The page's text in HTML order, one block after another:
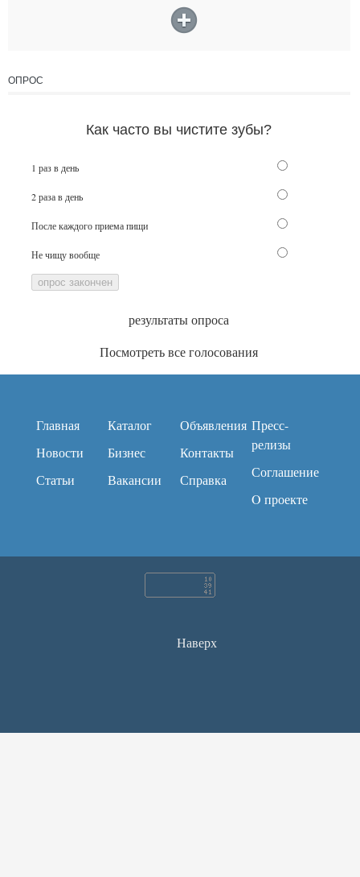
ОПРОС
Как часто вы чистите зубы?
1 раз в день
2 раза в день
После каждого приема пищи
Не чищу вообще
опрос закончен
результаты опроса
Посмотреть все голосования
Главная
Новости
Статьи
Каталог
Бизнес
Вакансии
Объявления
Контакты
Справка
Пресс-
релизы
Соглашение
O проекте
Наверх